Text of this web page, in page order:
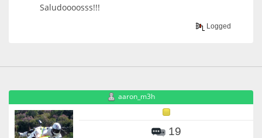
Saludoooosss!!!
Logged
aaron_m3h
19